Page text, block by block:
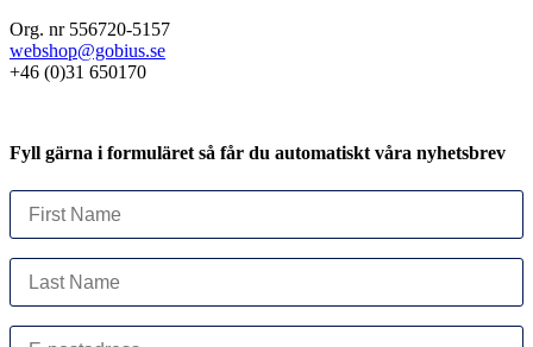
Org. nr 556720-5157
webshop@gobius.se
+46 (0)31 650170
Fyll gärna i formuläret så får du automatiskt våra nyhetsbrev